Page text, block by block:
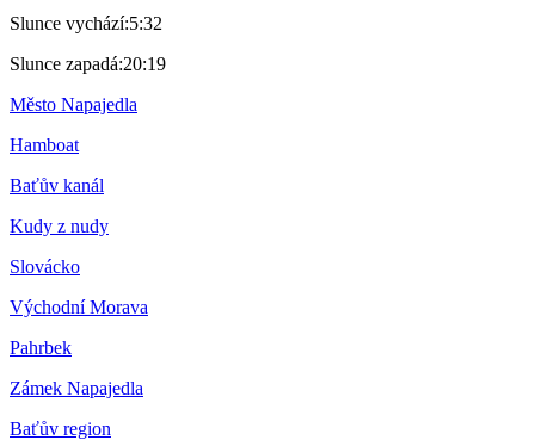
Slunce vychází:5:32
Slunce zapadá:20:19
Město Napajedla
Hamboat
Baťův kanál
Kudy z nudy
Slovácko
Východní Morava
Pahrbek
Zámek Napajedla
Baťův region